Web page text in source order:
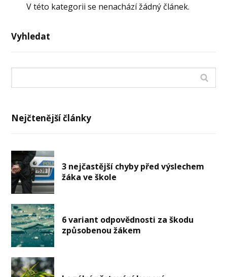
V této kategorii se nenachází žádný článek.
Vyhledat
Nejčtenější články
3 nejčastější chyby před výslechem
žáka ve škole
6 variant odpovědnosti za škodu
způsobenou žákem